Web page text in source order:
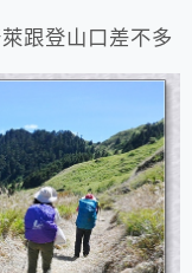
跟登山口差不多